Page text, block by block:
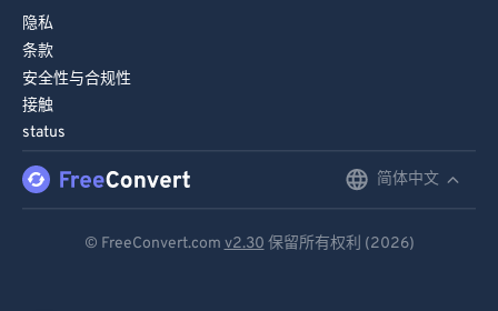
隐私
条款
安全性与合规性
接触
status
简体中文
© FreeConvert.com v2.30 保留所有权利 (2026)